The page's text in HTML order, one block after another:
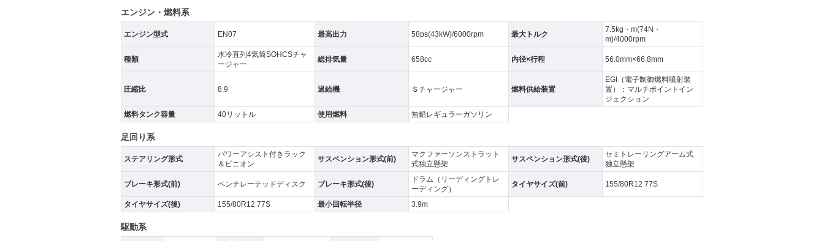
エンジン・燃料系
エンジン型式 EN07 最高出力 58ps(43kW)/6000rpm 最大トルク
7.5kg・m(74N・
m)/4000rpm
種類
水冷直列4気筒SOHCSチャ
ージャー
総排気量 658cc 内径×行程 56.0mm×66.8mm
圧縮比 8.9 過給機 Ｓチャージャー 燃料供給装置
EGI（電子制御燃料噴射装
置）：マルチポイントイン
ジェクション
燃料タンク容量
40リットル 使用燃料 無鉛レギュラーガソリン
足回り系
ステアリング形式
パワーアシスト付きラック
＆ピニオン
サスペンション形式(前)
マクファーソンストラット
式独立懸架
サスペンション形式(後)
セミトレーリングアーム式
独立懸架
ブレーキ形式(前) ベンチレーテッドディスク ブレーキ形式(後)
ドラム（リーディングトレ
ーディング）
タイヤサイズ(前) 155/80R12 77S
タイヤサイズ(後) 155/80R12 77S 最小回転半径 3.9m
駆動系